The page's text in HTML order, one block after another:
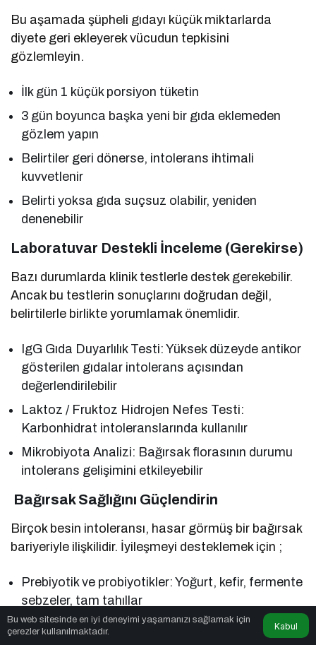
Bu aşamada şüpheli gıdayı küçük miktarlarda
diyete geri ekleyerek vücudun tepkisini
gözlemleyin.
İlk gün 1 küçük porsiyon tüketin
3 gün boyunca başka yeni bir gıda eklemeden
gözlem yapın
Belirtiler geri dönerse, intolerans ihtimali
kuvvetlenir
Belirti yoksa gıda suçsuz olabilir, yeniden
denenebilir
Laboratuvar Destekli İnceleme (Gerekirse)
Bazı durumlarda klinik testlerle destek gerekebilir.
Ancak bu testlerin sonuçlarını doğrudan değil,
belirtilerle birlikte yorumlamak önemlidir.
IgG Gıda Duyarlılık Testi: Yüksek düzeyde antikor
gösterilen gıdalar intolerans açısından
değerlendirilebilir
Laktoz / Fruktoz Hidrojen Nefes Testi:
Karbonhidrat intoleranslarında kullanılır
Mikrobiyota Analizi: Bağırsak florasının durumu
intolerans gelişimini etkileyebilir
Bağırsak Sağlığını Güçlendirin
Birçok besin intoleransı, hasar görmüş bir bağırsak
bariyeriyle ilişkilidir. İyileşmeyi desteklemek için ;
Prebiyotik ve probiyotikler: Yoğurt, kefir, fermente
sebzeler, tam tahıllar
Omega-3 yağ asitleri: Enflamasyonu azaltır
Bu web sitesinde en iyi deneyimi yaşamanızı sağlamak için
çerezler kullanılmaktadır.
Kabul